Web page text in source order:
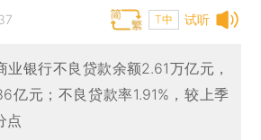
试听
T中
业银行不良贷款余额2.61万亿元，
亿元；不良贷款率1.91%，较上季
点